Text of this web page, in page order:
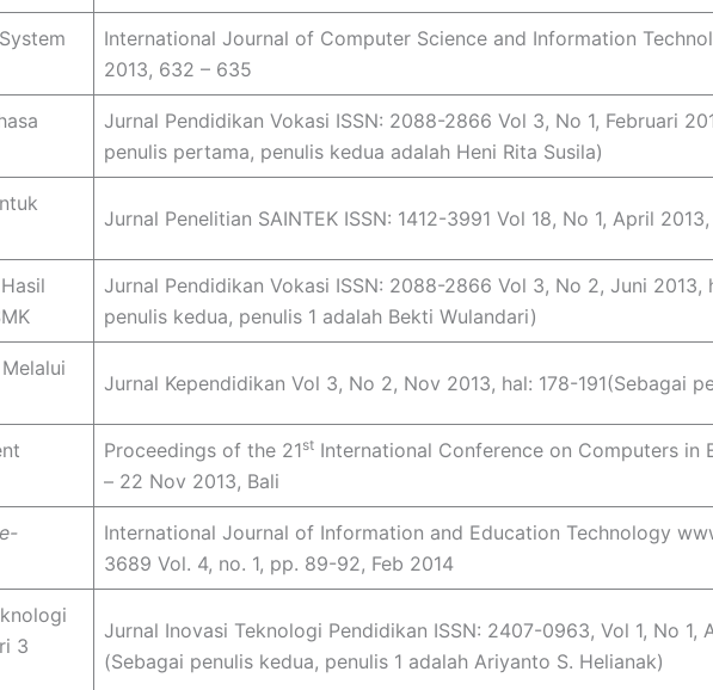
System
International Journal of Computer Science and Information
2013, 632 – 635
Jurnal Pendidikan Vokasi ISSN: 2088-2866 Vol 3, No 1, Februari
penulis pertama, penulis kedua adalah Heni Rita Susila)
Jurnal Penelitian SAINTEK ISSN: 1412-3991 Vol 18, No 1, April
Jurnal Pendidikan Vokasi ISSN: 2088-2866 Vol 3, No 2, Juni 2013,
penulis kedua, penulis 1 adalah Bekti Wulandari)
Melalui
Jurnal Kependidikan Vol 3, No 2, Nov 2013, hal: 178-191(Sebagai
Proceedings of the 21st International Conference on Computers in
– 22 Nov 2013, Bali
e-
International Journal of Information and Education Technology
3689 Vol. 4, no. 1, pp. 89-92, Feb 2014
3
Jurnal Inovasi Teknologi Pendidikan ISSN: 2407-0963, Vol 1, No 1,
(Sebagai penulis kedua, penulis 1 adalah Ariyanto S. Helianak)